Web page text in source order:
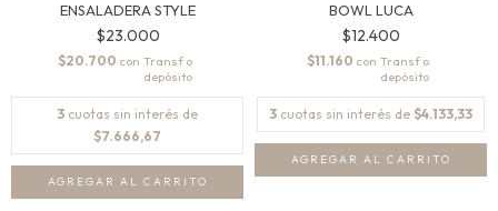
ENSALADERA STYLE
$23.000
$20.700 con
3 cuotas sin interés de
$7.666,67
BOWL LUCA
$12.400
$11.160 con
3 cuotas sin interés de $4.133,33
AGREGAR AL CARRITO